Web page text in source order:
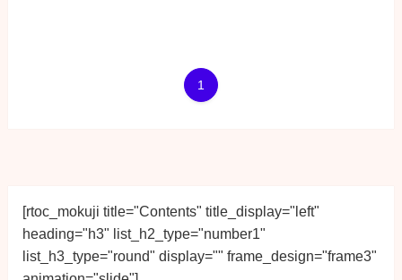
1
[rtoc_mokuji title="Contents" title_display="left"
heading="h3" list_h2_type="number1"
list_h3_type="round" display="" frame_design="frame3"